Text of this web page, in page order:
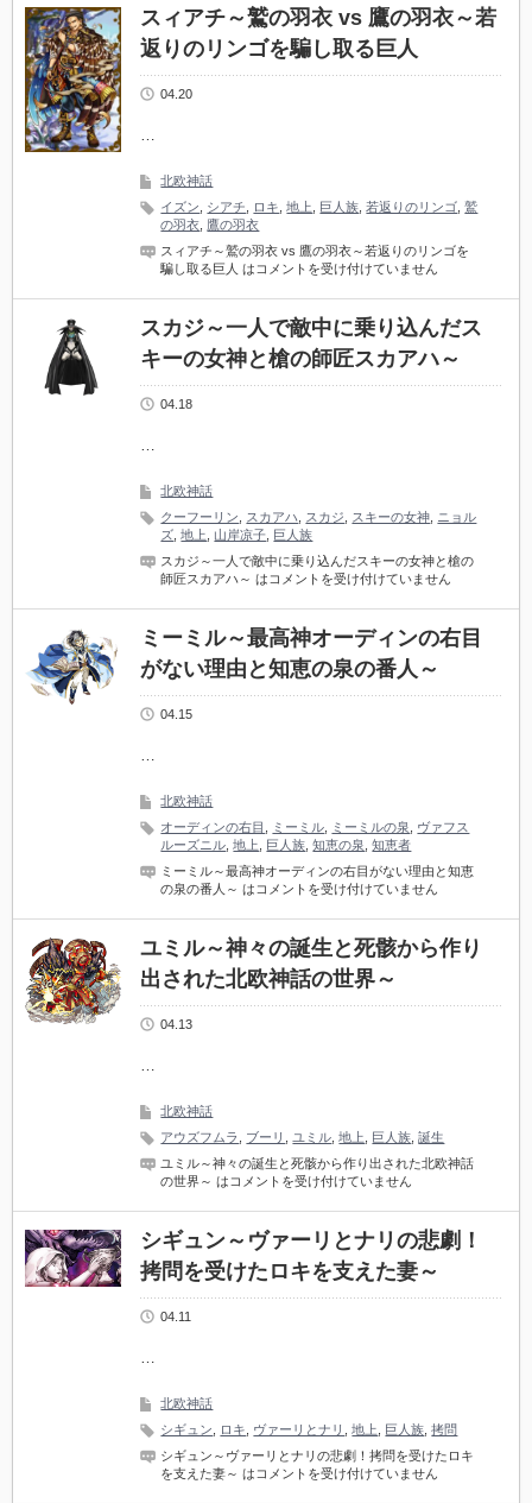
スィアチ～鷲の羽衣 vs 鷹の羽衣～若
返りのリンゴを騙し取る巨人
04.20
…
北欧神話
イズン
シアチ ロキ ,地上 巨人族 ,若返りのリンゴ ,鷲
の羽衣 鷹の羽衣
スィアチ～鷲の羽衣 vs 鷹の羽衣～若返りのリンゴを
騙し取る巨人 は コメントを受け付けていません
スカジ～一人で敵中に乗り込んだス
キーの女神と槍の師匠スカアハ～
04.18
…
北欧神話
クーフーリン
スカアハ スカジ スキーの女神
ニョル
ズ ,地上 山岸凉子 巨人族
スカジ～一人で敵中に乗り込んだスキーの女神と槍の
師匠スカアハ～ は コメントを受け付けていません
ミーミル～最高神オーディンの右目
がない理由と知恵の泉の番人～
04.15
…
北欧神話
オーディンの右目
ミーミル ミーミルの泉
ヴァフス
ルーズニル ,地上 巨人族 ,知恵の泉 ,知恵者
ミーミル～最高神オーディンの右目がない理由と知恵
の泉の番人～ は コメントを受け付けていません
ユミル～神々の誕生と死骸から作り
出された北欧神話の世界～
04.13
…
北欧神話
アウズフムラ
ブーリ ユミル ,地上 巨人族 ,誕生
ユミル～神々の誕生と死骸から作り出された北欧神話
の世界～ は コメントを受け付けていません
シギュン～ヴァーリとナリの悲劇！
拷問を受けたロキを支えた妻～
04.11
…
北欧神話
シギュン
ロキ ヴァーリとナリ ,地上 巨人族 ,拷問
シギュン～ヴァーリとナリの悲劇！拷問を受けたロキ
を支えた妻～ は コメントを受け付けていません